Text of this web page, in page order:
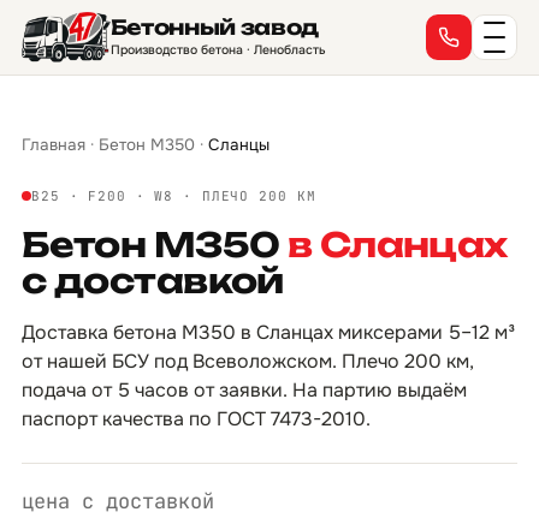
Бетонный завод
Производство бетона · Ленобласть
Главная · Бетон М350 · Сланцы
B25 · F200 · W8 · ПЛЕЧО 200 КМ
Бетон М350 в Сланцах
с доставкой
Доставка бетона М350 в Сланцах миксерами 5–12 м³
от нашей БСУ под Всеволожском. Плечо 200 км,
подача от 5 часов от заявки. На партию выдаём
паспорт качества по ГОСТ 7473-2010.
цена с доставкой